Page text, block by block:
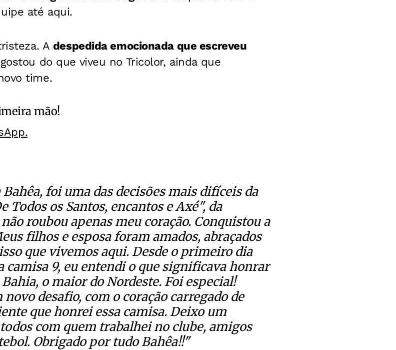
até aqui.
A despedida emocionada que escreveu
do que viveu no Tricolor, ainda que
time.
mão!
Bahêa, foi uma das decisões mais difíceis da
os Santos, encantos e Axé", da
roubou apenas meu coração. Conquistou a
filhos e esposa foram amados, abraçados
que vivemos aqui. Desde o primeiro dia
camisa 9, eu entendi o que significava honrar
o maior do Nordeste. Foi especial!
desafio, com o coração carregado de
que honrei essa camisa. Deixo um
com quem trabalhei no clube, amigos
Obrigado por tudo Bahêa!!"